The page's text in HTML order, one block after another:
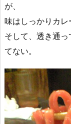
が、
味はしっかりカレ
そして、透き通
てない。